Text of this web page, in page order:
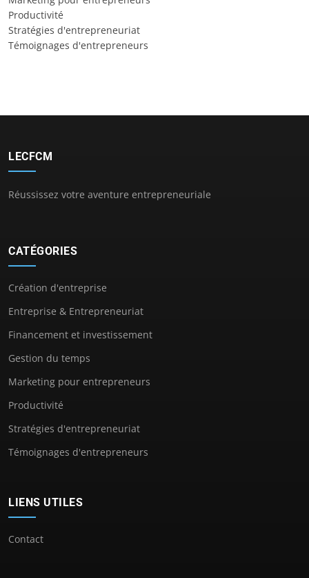
Productivité
Stratégies d'entrepreneuriat
Témoignages d'entrepreneurs
LECFCM
Réussissez votre aventure entrepreneuriale
CATÉGORIES
Création d'entreprise
Entreprise & Entrepreneuriat
Financement et investissement
Gestion du temps
Marketing pour entrepreneurs
Productivité
Stratégies d'entrepreneuriat
Témoignages d'entrepreneurs
LIENS UTILES
Contact